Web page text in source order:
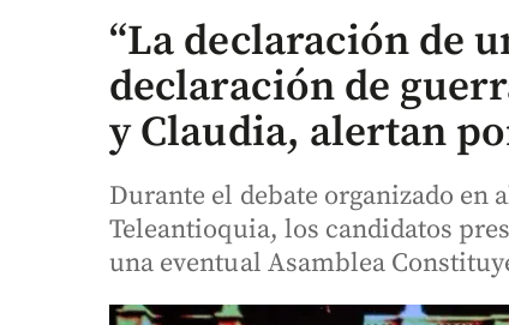
“La declaración de
declaración de
y Claudia, alertan
Durante el debate organizado en
Teleantioquia, los candidatos
una eventual Asamblea